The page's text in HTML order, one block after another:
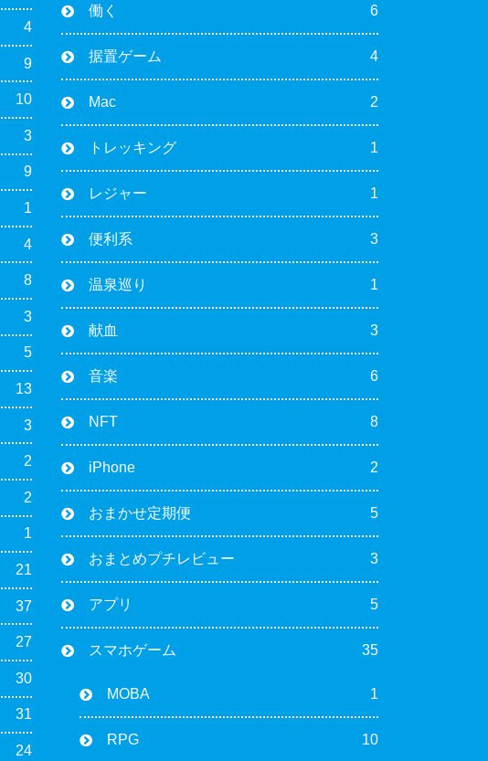
4
9
10
3
9
1
4
8
3
5
13
3
2
2
1
21
37
27
30
31
24
働く 6
据置ゲーム 4
Mac 2
トレッキング 1
レジャー 1
便利系 3
温泉巡り 1
献血 3
音楽 6
NFT 8
iPhone 2
おまかせ定期便 5
おまとめプチレビュー 3
アプリ 5
スマホゲーム 35
MOBA 1
RPG 10